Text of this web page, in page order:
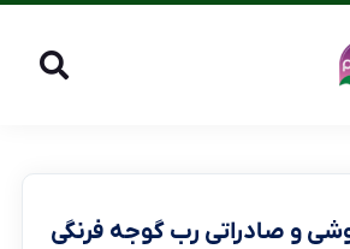
و صادراتی رب گوجه فرنگی